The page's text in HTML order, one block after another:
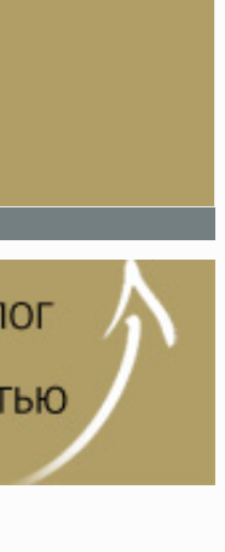
(серия) В